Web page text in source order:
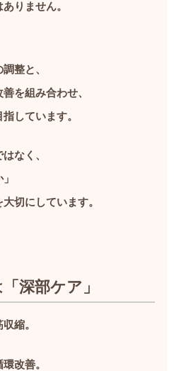
りません。
整と、
を組み合わせ、
しています。
なく、
切にしています。
深部ケア」
縮。
改善。